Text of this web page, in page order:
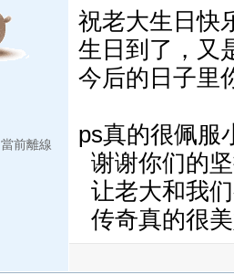
當前離線
祝老大生日快
生日到了，又
今后的日子里
ps真的很佩服
谢谢你们的
让老大和我
传奇真的很